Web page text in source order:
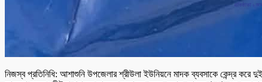
নিজস্ব প্রতিনিধি: আশাশুনি উপজেলার শ্রীউলা ইউনিয়নে মাদক ব্যবসাকে কেন্দ্র